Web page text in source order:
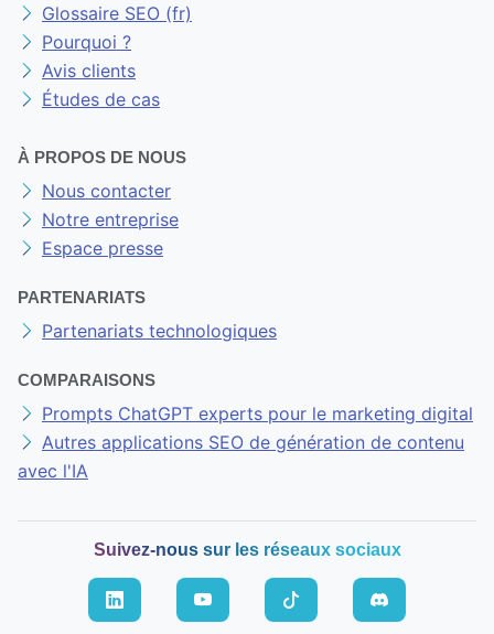
Glossaire SEO (fr)
Pourquoi ?
Avis clients
Études de cas
À PROPOS DE NOUS
Nous contacter
Notre entreprise
Espace presse
PARTENARIATS
Partenariats technologiques
COMPARAISONS
Prompts ChatGPT experts pour le marketing digital
Autres applications SEO de génération de contenu
avec l'IA
Suivez-nous sur les réseaux sociaux